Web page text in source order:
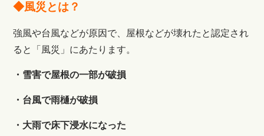
◆風災とは？
強風や台風などが原因で、屋根などが壊れたと認定され
ると「風災」にあたります。
・雪害で屋根の一部が破損
・台風で雨樋が破損
・大雨で床下浸水になった